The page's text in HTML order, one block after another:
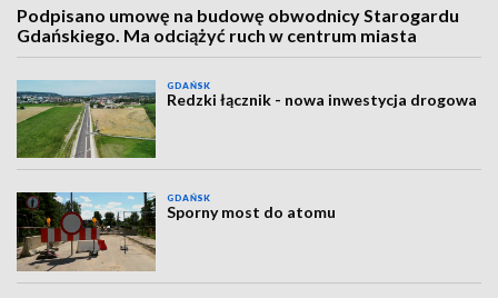
Podpisano umowę na budowę obwodnicy Starogardu
Gdańskiego. Ma odciążyć ruch w centrum miasta
GDAŃSK
Redzki łącznik - nowa inwestycja drogowa
GDAŃSK
Sporny most do atomu